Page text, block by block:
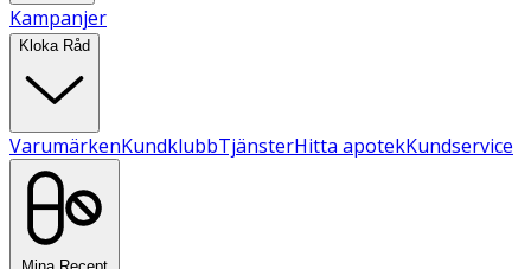
Kampanjer
Kloka Råd
VarumärkenKundklubbTjänsterHitta apotekKundservice